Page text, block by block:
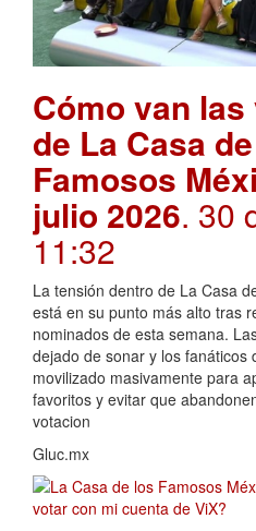
Cómo van
de La Casa
Famosos
julio 2026. 30
11:32
La tensión dentro de La Casa
está en su punto más alto tras
nominados de esta semana.
dejado de sonar y los fanáticos
movilizado masivamente para
favoritos y evitar que
votacion
Gluc.mx